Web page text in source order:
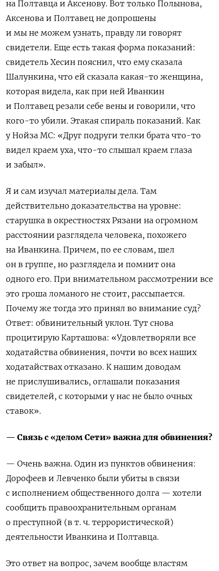
на Полтавца и Аксенову. Вот только Полынова,
Аксенова и Полтавец не допрошены
и мы не можем узнать, правду ли говорят
свидетели. Еще есть такая форма показаний:
свидетель Хесин пояснил, что ему сказала
Шалункина, что ей сказала какая-то женщина,
которая видела, как при ней Иванкин
и Полтавец резали себе вены и говорили, что
кого-то убили. Этакая спираль показаний. Как
у Нойза МС: «Друг подруги телки брата что-то
видел краем уха, что-то слышал краем глаза
и забыл».
Я и сам изучал материалы дела. Там
действительно доказательства на уровне:
старушка в окрестностях Рязани на огромном
расстоянии разглядела человека, похожего
на Иванкина. Причем, по ее словам, шел
он в группе, но разглядела и помнит она
одного его. При внимательном рассмотрении все
это гроша ломаного не стоит, рассыпается.
Почему же тогда это принял во внимание суд?
Ответ: обвинительный уклон. Тут снова
процитирую Карташова: «Удовлетворяли все
ходатайства обвинения, почти во всех наших
ходатайствах отказано. К нашим доводам
не прислушивались, оглашали показания
свидетелей, с которыми у нас не было очных
ставок».
— Связь с «делом Сети» важна для обвинения?
— Очень важна. Один из пунктов обвинения:
Дорофеев и Левченко были убиты в связи
с исполнением общественного долга — хотели
сообщить правоохранительным органам
о преступной (в т. ч. террористической)
деятельности Иванкина и Полтавца.
Это ответ на вопрос, зачем вообще властям